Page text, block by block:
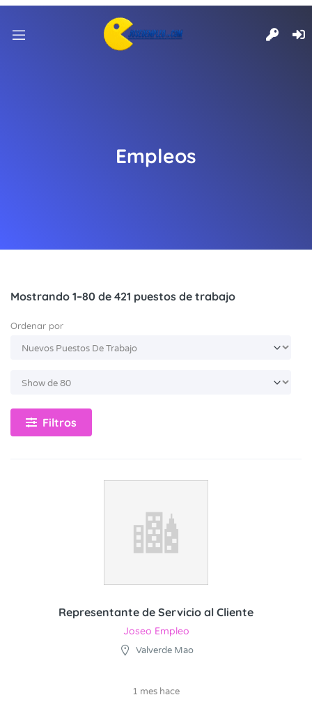
Empleos
Mostrando 1–80 de 421 puestos de trabajo
Ordenar por
Filtros
Representante de Servicio al Cliente
Joseo Empleo
Valverde Mao
1 mes hace